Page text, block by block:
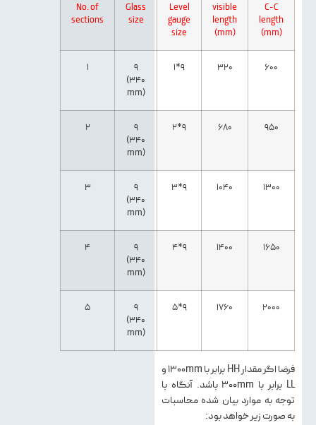
C-C
length
(mm)
visible
length
(mm)
Level
gauge
size
Glass
size
No. of
sections
600
320
1*9
9
(340
mm)
1
950
680
2*9
9
(340
mm)
2
1300
1040
3*9
9
(340
mm)
3
1650
1400
4*9
9
(340
mm)
4
2000
1760
5*9
9
(340
mm)
5
فرضا اگر مقدار HH برابر با ۱۳۰۰mm و
LL برابر با ۳۰۰mm باشد. آنگاه با
توجه به موارد بیان شده محاسبات
به صورت زیر خواهد بود: